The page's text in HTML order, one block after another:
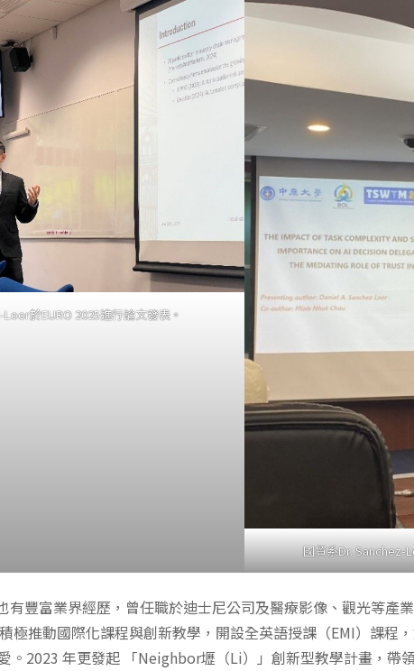
於EURO 2025進行論文發表。
國貿系Dr. Sanchez-
有豐富業界經歷，曾任職於迪士尼公司及醫療影像、觀光等產
積極推動國際化課程與創新教學，開設全英語授課（EMI）課程
。2023 年更發起 「Neighbor壢（Li）」創新型教學計畫，帶